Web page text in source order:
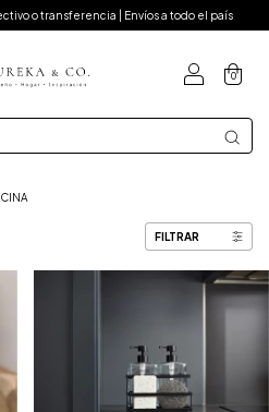
o transferencia | Envíos a todo el país
0
FILTRAR